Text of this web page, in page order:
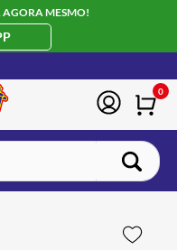
AGORA MESMO!
0